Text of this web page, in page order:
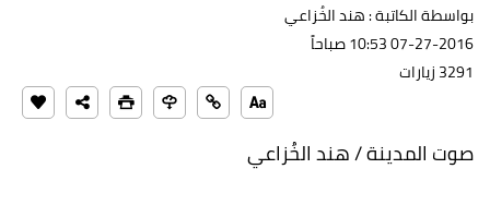
بواسطة الكاتبة : هند الخُزاعي
07-27-2016 10:53 صباحاً
3291 زيارات
صوت المدينة / هند الخُزاعي